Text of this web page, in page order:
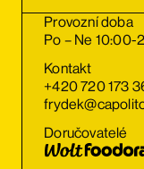
Provozní doba
Po – Ne 10:00-
Kontakt
+420 720 173
Doručovatelé